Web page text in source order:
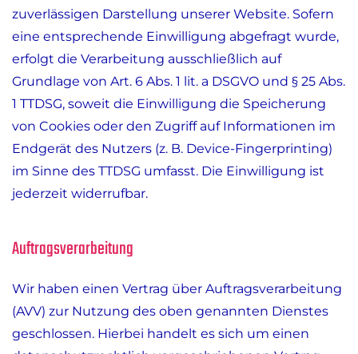
zuverlässigen Darstellung unserer Website. Sofern
eine entsprechende Einwilligung abgefragt wurde,
erfolgt die Verarbeitung ausschließlich auf
Grundlage von Art. 6 Abs. 1 lit. a DSGVO und § 25 Abs.
1 TTDSG, soweit die Einwilligung die Speicherung
von Cookies oder den Zugriff auf Informationen im
Endgerät des Nutzers (z. B. Device-Fingerprinting)
im Sinne des TTDSG umfasst. Die Einwilligung ist
jederzeit widerrufbar.
Auftragsverarbeitung
Wir haben einen Vertrag über Auftragsverarbeitung
(AVV) zur Nutzung des oben genannten Dienstes
geschlossen. Hierbei handelt es sich um einen